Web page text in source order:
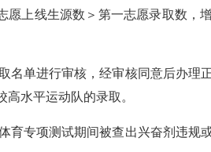
上线生源数＞第一志愿录取数，
名单进行审核，经审核同意后办理
水平运动队的录取。
育专项测试期间被查出兴奋剂违规